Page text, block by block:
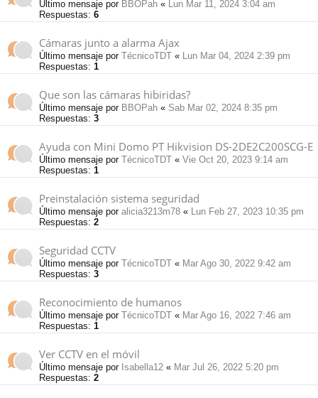
Último mensaje por BBOPah « Lun Mar 11, 2024 3:04 am
Respuestas: 6
Cámaras junto a alarma Ajax
Último mensaje por TécnicoTDT « Lun Mar 04, 2024 2:39 pm
Respuestas: 1
Que son las cámaras hibiridas?
Último mensaje por BBOPah « Sab Mar 02, 2024 8:35 pm
Respuestas: 3
Ayuda con Mini Domo PT Hikvision DS-2DE2C200SCG-E
Último mensaje por TécnicoTDT « Vie Oct 20, 2023 9:14 am
Respuestas: 1
Preinstalación sistema seguridad
Último mensaje por alicia3213m78 « Lun Feb 27, 2023 10:35 pm
Respuestas: 2
Seguridad CCTV
Último mensaje por TécnicoTDT « Mar Ago 30, 2022 9:42 am
Respuestas: 3
Reconocimiento de humanos
Último mensaje por TécnicoTDT « Mar Ago 16, 2022 7:46 am
Respuestas: 1
Ver CCTV en el móvil
Último mensaje por Isabella12 « Mar Jul 26, 2022 5:20 pm
Respuestas: 2